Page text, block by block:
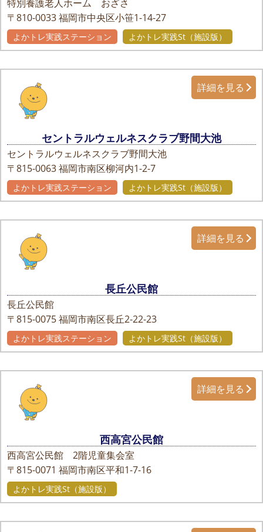
特別養護老人ホーム おざさ
〒810-0033福岡市中央区小笹1-14-27
よかトレ実践ステーション よかトレ実践St（施設版）
セントラルウェルネスクラブ野間大池
セントラルウェルネスクラブ野間大池
〒815-0063福岡市南区柳河内1-2-7
詳細を見る
よかトレ実践ステーション よかトレ実践St（施設版）
長丘公民館
長丘公民館
〒815-0075福岡市南区長丘2-22-23
詳細を見る
よかトレ実践ステーション よかトレ実践St（施設版）
西高宮公民館
西高宮公民館 2階児童集会室
〒815-0071 福岡市南区平和1-7-16
詳細を見る
よかトレ実践St（施設版）